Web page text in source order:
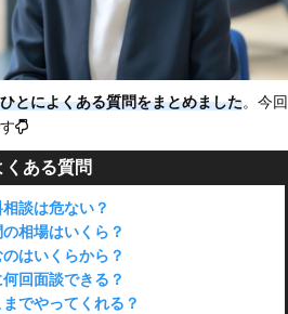
とによくある質問をまとめました。今回
ある質問
談は危ない？
相場はいくら？
はいくらから？
回面談できる？
でやってくれる？